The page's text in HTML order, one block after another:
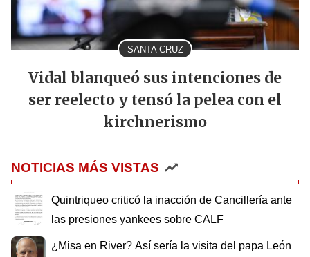
SANTA CRUZ
Vidal blanqueó sus intenciones de
ser reelecto y tensó la pelea con el
kirchnerismo
NOTICIAS MÁS VISTAS
Quintriqueo criticó la inacción de Cancillería ante
las presiones yankees sobre CALF
¿Misa en River? Así sería la visita del papa León